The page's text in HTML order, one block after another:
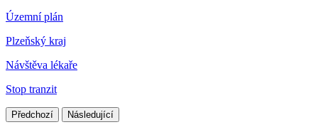
Územní plán
Plzeňský kraj
Návštěva lékaře
Stop tranzit
Předchozí Následující